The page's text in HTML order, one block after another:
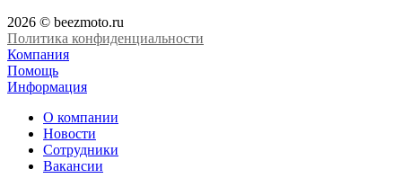
2026 © beezmoto.ru
Политика конфиденциальности
Компания
Помощь
Информация
О компании
Новости
Сотрудники
Вакансии